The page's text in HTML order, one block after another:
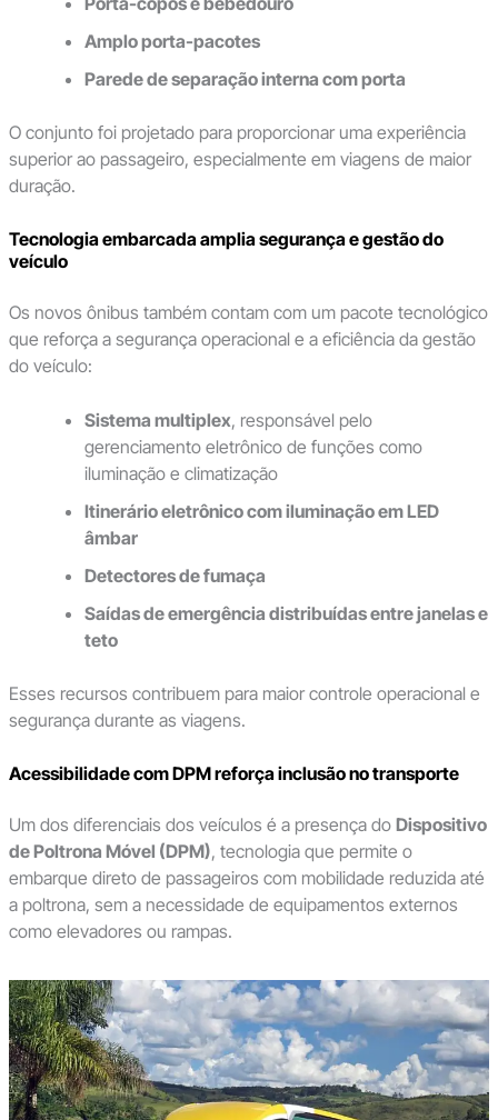
Amplo porta-pacotes
Parede de separação interna com porta
O conjunto foi projetado para proporcionar uma experiência
superior ao passageiro, especialmente em viagens de maior
duração.
Tecnologia embarcada amplia segurança e gestão do
veículo
Os novos ônibus também contam com um pacote tecnológico
que reforça a segurança operacional e a eficiência da gestão
do veículo:
Sistema multiplex, responsável pelo
gerenciamento eletrônico de funções como
iluminação e climatização
Itinerário eletrônico com iluminação em LED
âmbar
Detectores de fumaça
Saídas de emergência distribuídas entre janelas e
teto
Esses recursos contribuem para maior controle operacional e
segurança durante as viagens.
Acessibilidade com DPM reforça inclusão no transporte
Um dos diferenciais dos veículos é a presença do Dispositivo
de Poltrona Móvel (DPM), tecnologia que permite o
embarque direto de passageiros com mobilidade reduzida até
a poltrona, sem a necessidade de equipamentos externos
como elevadores ou rampas.